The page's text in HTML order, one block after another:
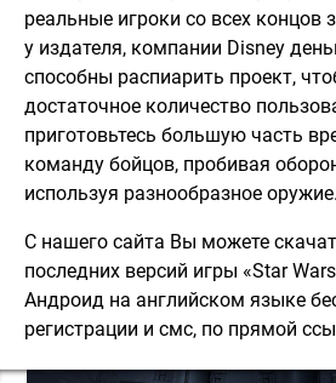
реальные игроки со всех концов
у издателя, компании Disney
способны распиарить проект,
достаточное количество
приготовьтесь большую часть
команду бойцов, пробивая
используя разнообразное оружие.
С нашего сайта Вы можете
последних версий игры «Star
Андроид на английском языке
регистрации и смс, по прямой